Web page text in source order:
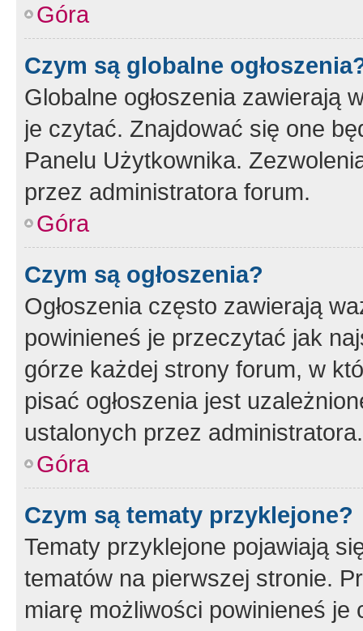
Góra
Czym są globalne
Globalne ogłoszenia zawierają
je czytać. Znajdować się one
Panelu Użytkownika.
przez administratora forum.
Góra
Czym są ogłoszenia?
Ogłoszenia często zawierają
powinieneś je przeczytać jak
górze każdej strony forum, w
pisać ogłoszenia jest
ustalonych przez administratora.
Góra
Czym są tematy przyklejone?
Tematy przyklejone pojawiają
tematów na pierwszej stronie.
miarę możliwości powinieneś je